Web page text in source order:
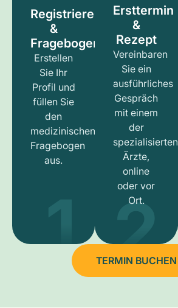
Registrieren
&
Fragebogen
Erstellen
Sie Ihr
Profil und
füllen Sie
den
medizinischen
Fragebogen
aus.
1
Ersttermin
&
Rezept
Vereinbaren
Sie ein
ausführliches
Gespräch
mit einem
der
spezialisierten
Ärzte,
online
oder vor
Ort.
2
TERMIN BUCHEN